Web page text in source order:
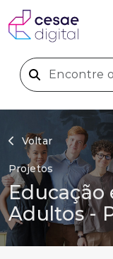
Voltar
Projetos
Educação
Adultos -